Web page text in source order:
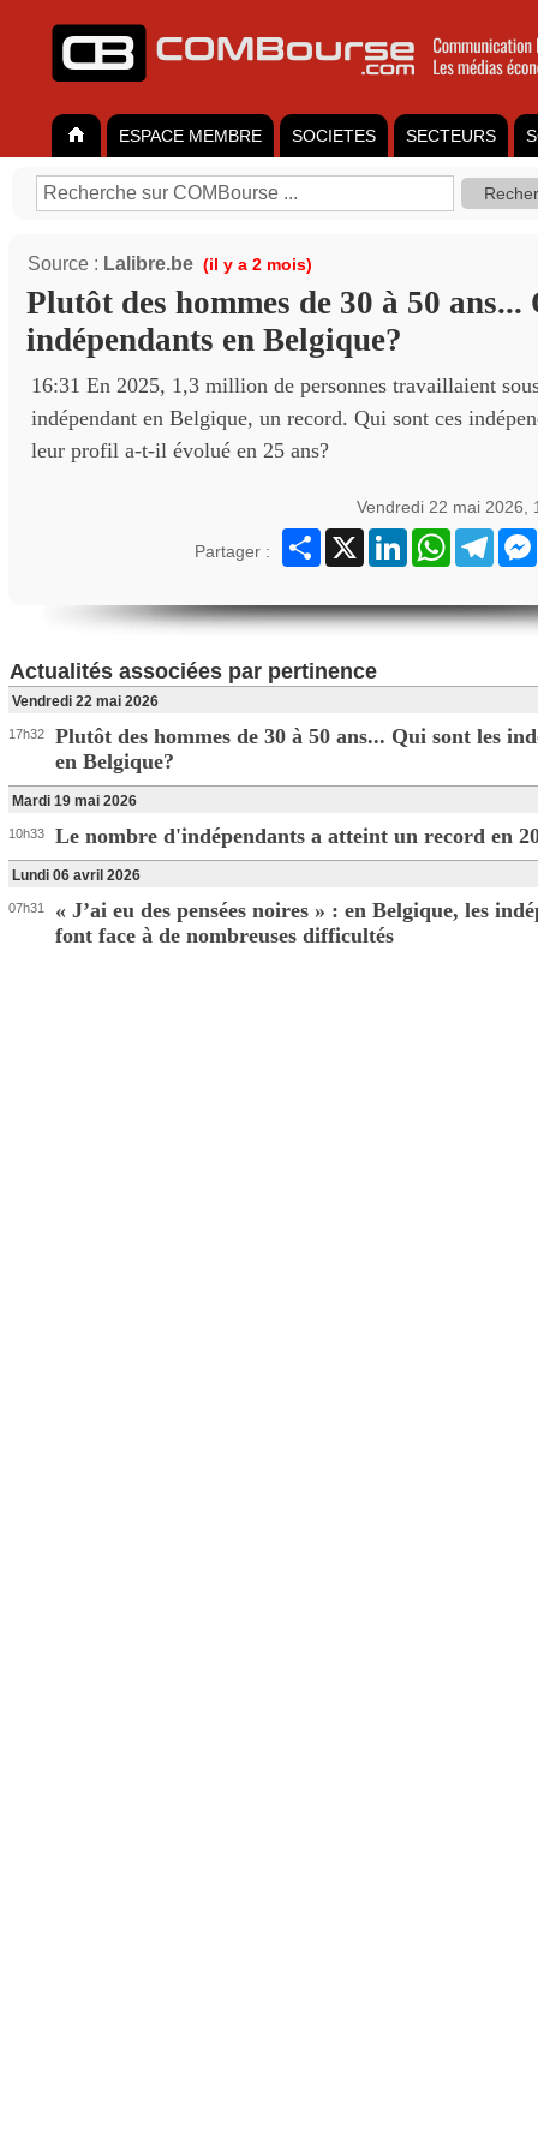
ESPACE MEMBRE SOCIETES SECTEURS
Source : Lalibre.be (il y a 2 mois)
Plutôt des hommes de 30 à 50 ans...
indépendants en Belgique?
16:31 En 2025, 1,3 million de personnes travaillaient
indépendant en Belgique, un record. Qui sont ces
leur profil a-t-il évolué en 25 ans?
Vendredi 22 mai 2026,
Partager :
Partager
X LinkedInWhatsApp
Actualités associées par pertinence
Vendredi 22 mai 2026
17h32
Plutôt des hommes de 30 à 50 ans... Qui sont les
en Belgique?
Mardi 19 mai 2026
10h33 Le nombre d'indépendants a atteint un record en
Lundi 06 avril 2026
07h31
« J’ai eu des pensées noires » : en Belgique, les
font face à de nombreuses difficultés